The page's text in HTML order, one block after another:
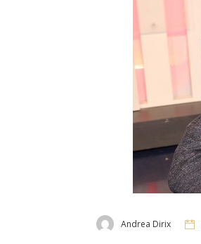
Andrea Dirix